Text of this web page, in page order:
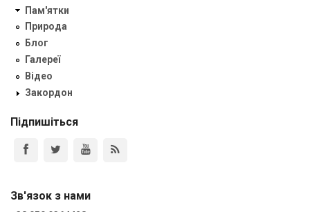
Пам'ятки
Природа
Блог
Галереї
Відео
Закордон
Підпишіться
Зв'язок з нами